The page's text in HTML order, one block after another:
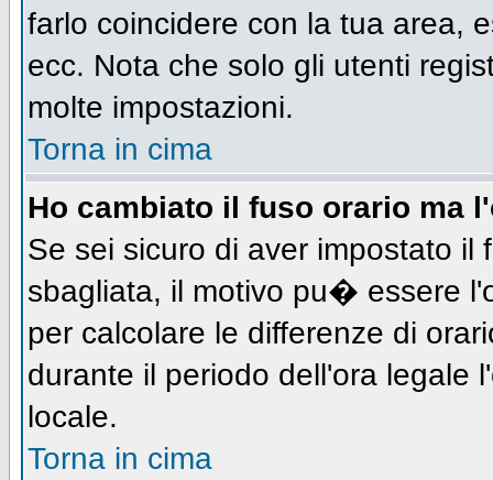
farlo coincidere con la tua area,
ecc. Nota che solo gli utenti
molte impostazioni.
Torna in cima
Ho cambiato il fuso orario ma
Se sei sicuro di aver impostato
sbagliata, il motivo pu� essere
per calcolare le differenze di
durante il periodo dell'ora legale
locale.
Torna in cima